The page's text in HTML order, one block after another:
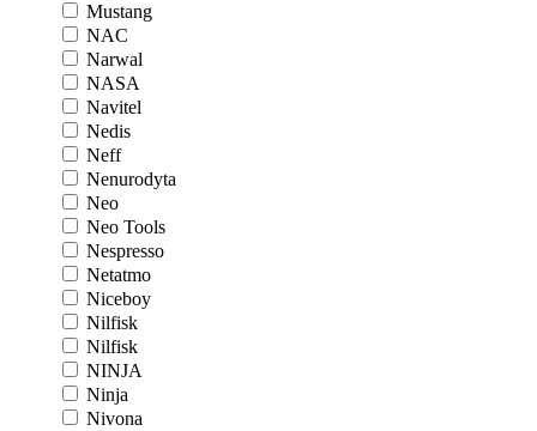
Mustang
NAC
Narwal
NASA
Navitel
Nedis
Neff
Nenurodyta
Neo
Neo Tools
Nespresso
Netatmo
Niceboy
Nilfisk
Nilfisk
NINJA
Ninja
Nivona